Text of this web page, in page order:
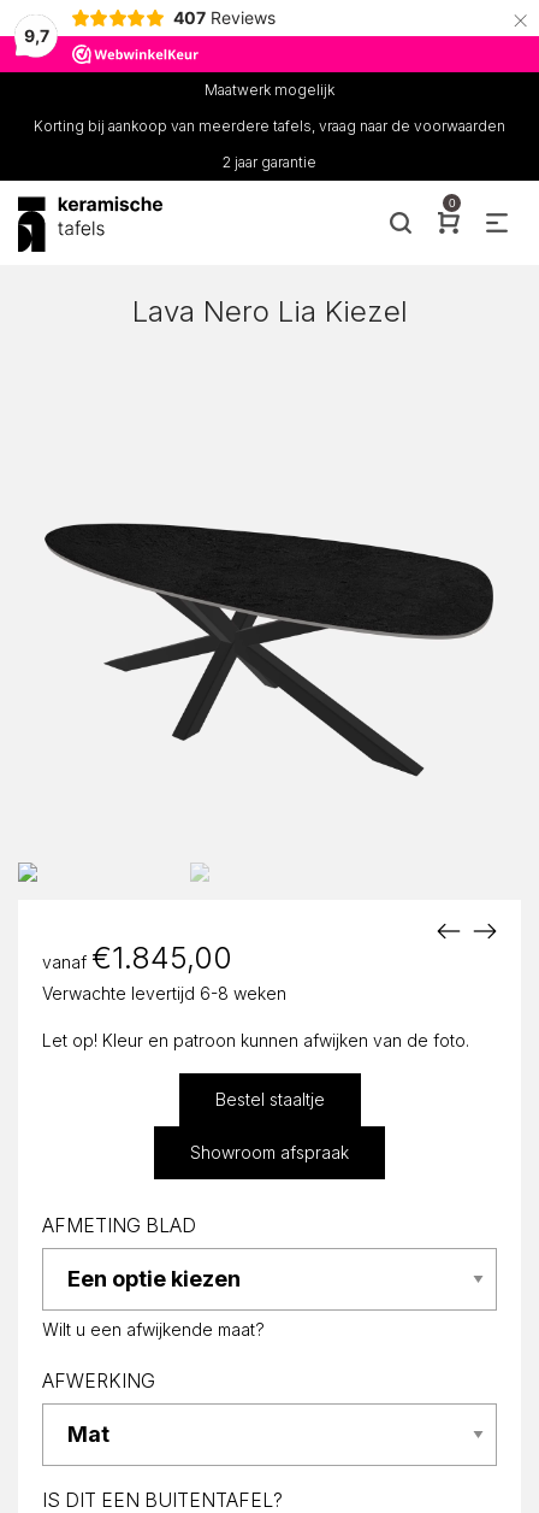
9,7
407 Reviews ×
Maatwerk mogelijk
Korting bij aankoop van meerdere tafels, vraag naar de voorwaarden
2 jaar garantie
0
Lava Nero Lia Kiezel
vanaf €1.845,00
Verwachte levertijd 6-8 weken
Let op! Kleur en patroon kunnen afwijken van de foto.
Bestel staaltje
Showroom afspraak
AFMETING BLAD
Wilt u een afwijkende maat?
AFWERKING
IS DIT EEN BUITENTAFEL?